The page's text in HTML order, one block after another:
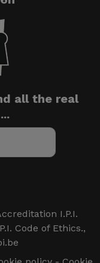
all the real
I.P.I.
Code of Ethics.,